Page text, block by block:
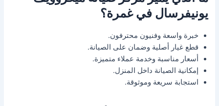
يونيفرسال في غمرة؟
خبرة واسعة وفنيون محترفون.
قطع غيار أصلية وضمان على الصيانة.
أسعار مناسبة وخدمة عملاء متميزة.
إمكانية الصيانة داخل المنزل.
استجابة سريعة وموثوقة.